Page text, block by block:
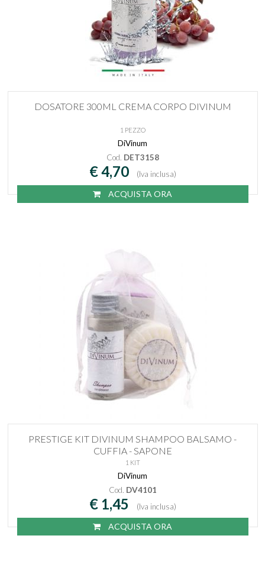
DOSATORE 300ML CREMA CORPO DIVINUM
1 PEZZO
DiVinum
Cod. DET3158
€ 4,70 (Iva inclusa)
ACQUISTA ORA
PRESTIGE KIT DIVINUM SHAMPOO BALSAMO -
CUFFIA - SAPONE
1 KIT
DiVinum
Cod. DV4101
€ 1,45 (Iva inclusa)
ACQUISTA ORA